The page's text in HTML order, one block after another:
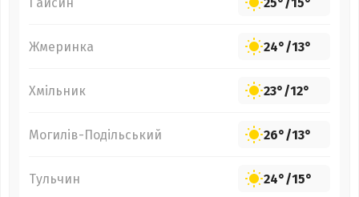
Жмеринка 24°/13°
Хмільник 23°/12°
Могилів-Подільський 26°/13°
Тульчин 24°/15°